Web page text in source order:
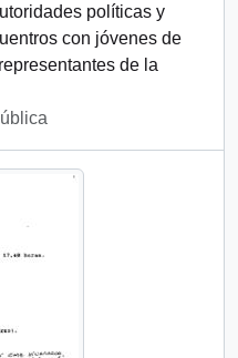
políticas y
con jóvenes de
de la